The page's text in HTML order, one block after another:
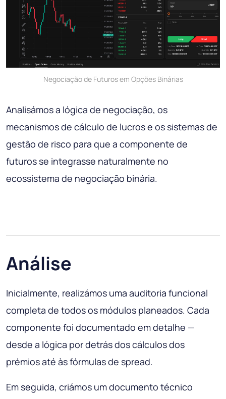
Negociação de Futuros em Opções Binárias
Analisámos a lógica de negociação, os
mecanismos de cálculo de lucros e os sistemas de
gestão de risco para que a componente de
futuros se integrasse naturalmente no
ecossistema de negociação binária.
Análise
Inicialmente, realizámos uma auditoria funcional
completa de todos os módulos planeados. Cada
componente foi documentado em detalhe —
desde a lógica por detrás dos cálculos dos
prémios até às fórmulas de spread.
Em seguida, criámos um documento técnico